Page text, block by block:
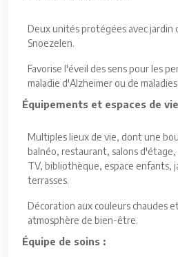
Deux unités protégées avec jardin
Snoezelen.
Favorise l'éveil des sens pour les
maladie d'Alzheimer ou de
Équipements et espaces de
Multiples lieux de vie, dont une
balnéo, restaurant, salons d'étage,
TV, bibliothèque, espace enfants,
terrasses.
Décoration aux couleurs chaudes
atmosphère de bien-être.
Équipe de soins :